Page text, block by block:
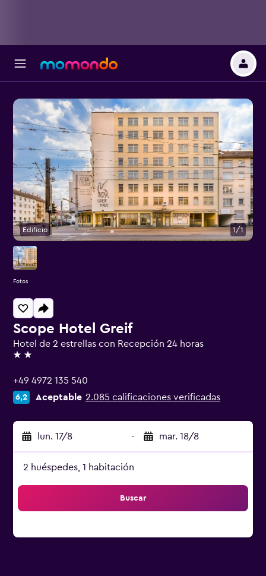
Scope Hotel Greif
Hotel de 2 estrellas con Recepción 24 horas
2 estrellas
+49 4972 135 540
6,2 Aceptable 2.085 calificaciones verificadas
lun. 17/8 - mar. 18/8
2 huéspedes, 1 habitación
Buscar
Edificio 1/1
Fotos